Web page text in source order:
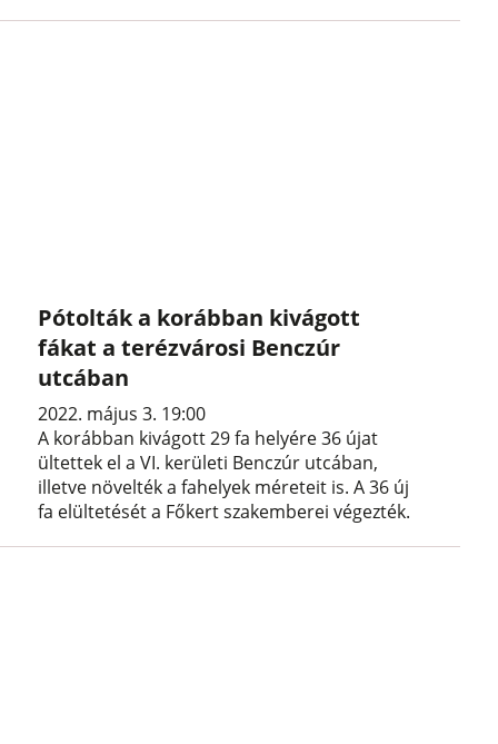
Pótolták a korábban kivágott
fákat a terézvárosi Benczúr
utcában
2022. május 3. 19:00
A korábban kivágott 29 fa helyére 36 újat
ültettek el a VI. kerületi Benczúr utcában,
illetve növelték a fahelyek méreteit is. A 36 új
fa elültetését a Főkert szakemberei végezték.